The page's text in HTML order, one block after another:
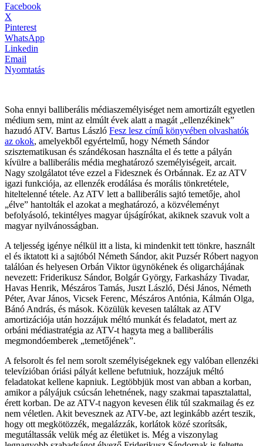
Facebook
X
Pinterest
WhatsApp
Linkedin
Email
Nyomtatás
Soha ennyi balliberális médiaszemélyiséget nem amortizált egyetlen
médium sem, mint az elmúlt évek alatt a magát „ellenzékinek”
hazudó ATV. Bartus László Fesz lesz című könyvében olvashatók
az okok, amelyekből egyértelmű, hogy Németh Sándor
szisztematikusan és szándékosan használta el és tette a pályán
kívülre a balliberális média meghatározó személyiségeit, arcait.
Nagy szolgálatot téve ezzel a Fidesznek és Orbánnak. Ez az ATV
igazi funkciója, az ellenzék erodálása és morális tönkretétele,
hiteltelenné tétele. Az ATV lett a balliberális sajtó temetője, ahol
„élve” hantolták el azokat a meghatározó, a közvéleményt
befolyásoló, tekintélyes magyar újságírókat, akiknek szavuk volt a
magyar nyilvánosságban.
A teljesség igénye nélkül itt a lista, ki mindenkit tett tönkre, használt
el és iktatott ki a sajtóból Németh Sándor, akit Puzsér Róbert nagyon
találóan és helyesen Orbán Viktor ügynökének és oligarchájának
nevezett: Friderikusz Sándor, Bolgár György, Farkasházy Tivadar,
Havas Henrik, Mészáros Tamás, Juszt László, Dési János, Németh
Péter, Avar János, Vicsek Ferenc, Mészáros Antónia, Kálmán Olga,
Bánó András, és mások. Közülük kevesen találtak az ATV
amortizációja után hozzájuk méltó munkát és feladatot, mert az
orbáni médiastratégia az ATV-t hagyta meg a balliberális
megmondóemberek „temetőjének”.
A felsorolt és fel nem sorolt személyiségeknek egy valóban ellenzéki
televízióban óriási pályát kellene befutniuk, hozzájuk méltó
feladatokat kellene kapniuk. Legtöbbjük most van abban a korban,
amikor a pályájuk csúcsán lehetnének, nagy szakmai tapasztalattal,
érett korban. De az ATV-t nagyon kevesen élik túl szakmailag és ez
nem véletlen. Akit bevesznek az ATV-be, azt leginkább azért teszik,
hogy ott megkötözzék, megalázzák, korlátok közé szorítsák,
megutáltassák velük még az életüket is. Még a viszonylag